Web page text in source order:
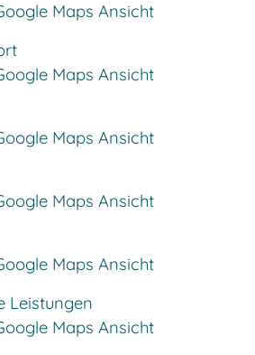
Maps Ansicht
Maps Ansicht
Maps Ansicht
Maps Ansicht
Maps Ansicht
Leistungen
Maps Ansicht